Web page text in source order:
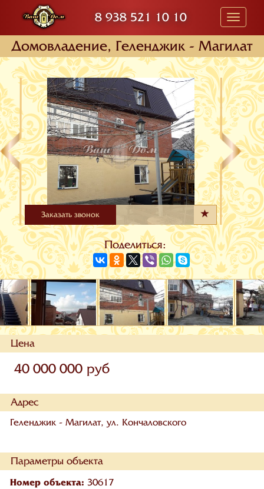
8 938 521 10 10
Toggle
Домовладение, Геленджик - Магилат
Заказать звонок
Поделиться:
Цена
40 000 000 руб
Адрес
Геленджик - Магилат, ул. Кончаловского
Параметры объекта
Номер объекта: 30617